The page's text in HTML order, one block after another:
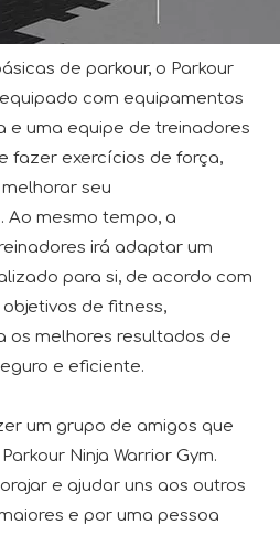
de parkour, o Parkour
com equipamentos
e uma equipe de treinadores
fazer exercícios de força,
seu
Ao mesmo tempo, a
irá adaptar um
para si, de acordo com
de fitness,
os melhores resultados de
e eficiente.
um grupo de amigos que
Ninja Warrior Gym.
e ajudar uns aos outros
e por uma pessoa